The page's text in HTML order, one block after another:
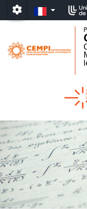
Accéder au menu
Accéder au contenu
Paramétrage
FR